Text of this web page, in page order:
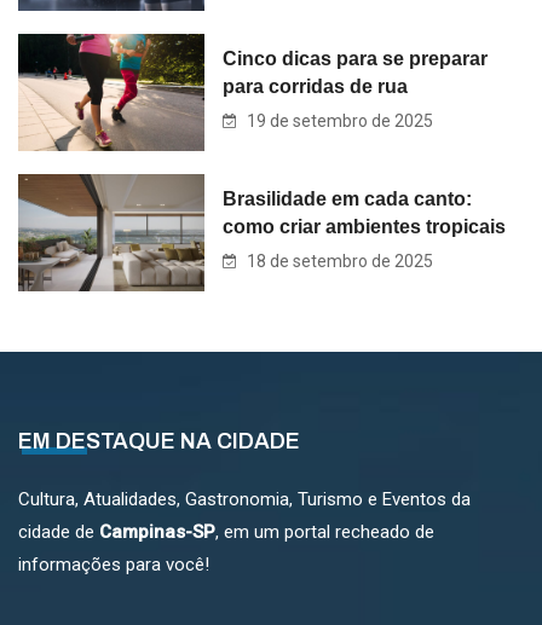
Cinco dicas para se preparar
para corridas de rua
19 de setembro de 2025
Brasilidade em cada canto:
como criar ambientes tropicais
18 de setembro de 2025
EM DESTAQUE NA CIDADE
Cultura, Atualidades, Gastronomia, Turismo e Eventos da
cidade de Campinas-SP, em um portal recheado de
informações para você!